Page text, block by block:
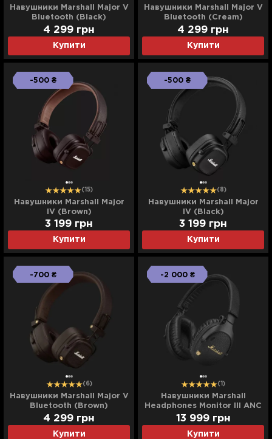
Навушники Marshall Major V
Bluetooth (Black)
Купити
4 299 грн
Навушники Marshall Major V
Bluetooth (Cream)
Купити
4 299 грн
-500 ₴
(15)
Навушники Marshall Major
IV (Brown)
Купити
3 199 грн
-500 ₴
(8)
Навушники Marshall Major
IV (Black)
Купити
3 199 грн
-700 ₴
(6)
Навушники Marshall Major V
Bluetooth (Brown)
Купити
4 299 грн
-2 000 ₴
(1)
Навушники Marshall
Headphones Monitor III ANC
(Black)
Купити
13 999 грн